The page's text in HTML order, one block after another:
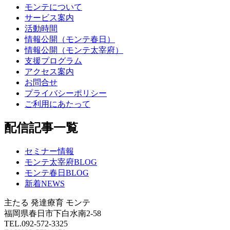
モンテについて
サービス案内
活動時間
情報公開（モンテ春日）
情報公開（モンテ太宰府）
支援プログラム
アクセス案内
お問合せ
プライバシーポリシー
ご利用にあたって
配信記事一覧
セミナー情報
モンテ太宰府BLOG
モンテ春日BLOG
新着NEWS
主たる 発達療育 モンテ
福岡県春日市下白水南2-58
TEL.092-572-3325